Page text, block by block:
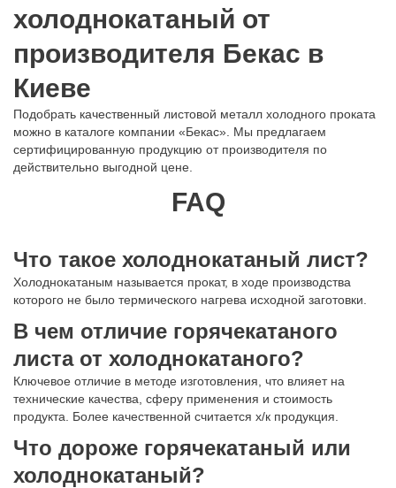
холоднокатаный от
производителя Бекас в
Киеве
Подобрать качественный листовой металл холодного проката
можно в каталоге компании «Бекас». Мы предлагаем
сертифицированную продукцию от производителя по
действительно выгодной цене.
FAQ
Что такое холоднокатаный лист?
Холоднокатаным называется прокат, в ходе производства
которого не было термического нагрева исходной заготовки.
В чем отличие горячекатаного
листа от холоднокатаного?
Ключевое отличие в методе изготовления, что влияет на
технические качества, сферу применения и стоимость
продукта. Более качественной считается х/к продукция.
Что дороже горячекатаный или
холоднокатаный?